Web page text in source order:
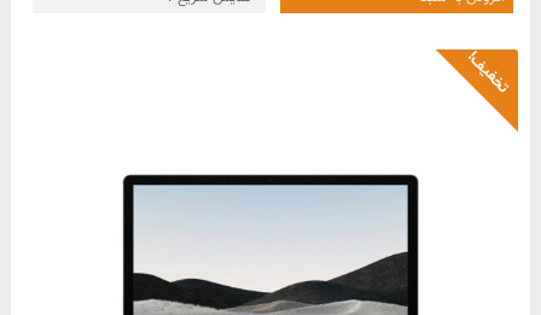
بود.
است.
تخفیف!